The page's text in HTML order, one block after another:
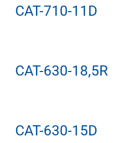
CAT-710-11D
CAT-630-18,5R
CAT-630-15D